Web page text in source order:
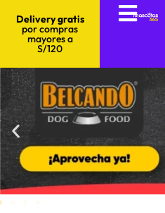
Delivery gratis
por compras
mayores a
S/120